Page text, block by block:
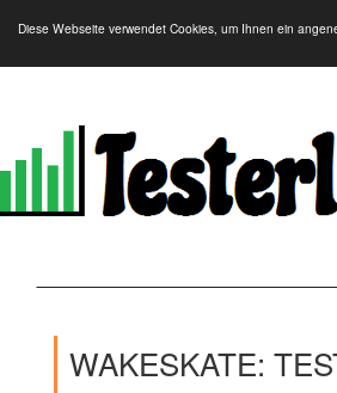
Diese Webseite verwendet Cookies, um Ihnen ein
WAKESKATE: